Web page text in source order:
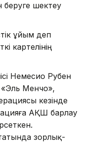
беруге шектеу
ұйым деп
картелінің
Немесио Рубен
«Эль Менчо»,
кезінде
АҚШ барлау
зорлық-